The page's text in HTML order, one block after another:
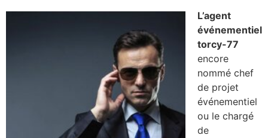
L’agent
événementiel
torcy-77
encore
nommé chef
de projet
événementiel
ou le chargé
de